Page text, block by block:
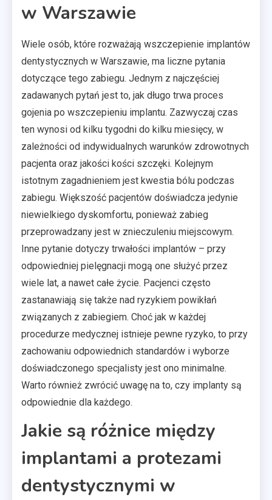
w Warszawie
Wiele osób, które rozważają wszczepienie implantów
dentystycznych w Warszawie, ma liczne pytania
dotyczące tego zabiegu. Jednym z najczęściej
zadawanych pytań jest to, jak długo trwa proces
gojenia po wszczepieniu implantu. Zazwyczaj czas
ten wynosi od kilku tygodni do kilku miesięcy, w
zależności od indywidualnych warunków zdrowotnych
pacjenta oraz jakości kości szczęki. Kolejnym
istotnym zagadnieniem jest kwestia bólu podczas
zabiegu. Większość pacjentów doświadcza jedynie
niewielkiego dyskomfortu, ponieważ zabieg
przeprowadzany jest w znieczuleniu miejscowym.
Inne pytanie dotyczy trwałości implantów – przy
odpowiedniej pielęgnacji mogą one służyć przez
wiele lat, a nawet całe życie. Pacjenci często
zastanawiają się także nad ryzykiem powikłań
związanych z zabiegiem. Choć jak w każdej
procedurze medycznej istnieje pewne ryzyko, to przy
zachowaniu odpowiednich standardów i wyborze
doświadczonego specjalisty jest ono minimalne.
Warto również zwrócić uwagę na to, czy implanty są
odpowiednie dla każdego.
Jakie są różnice między
implantami a protezami
dentystycznymi w